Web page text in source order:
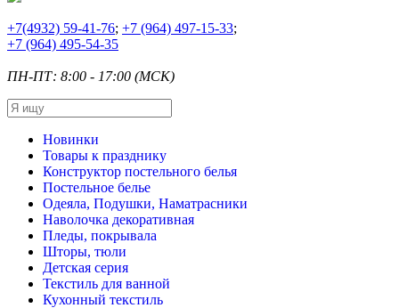
+7(4932) 59-41-76; +7 (964) 497-15-33;
+7 (964) 495-54-35
ПН-ПТ: 8:00 - 17:00 (МСК)
Новинки
Товары к празднику
Конструктор постельного белья
Постельное белье
Одеяла, Подушки, Наматрасники
Наволочка декоративная
Пледы, покрывала
Шторы, тюли
Детская серия
Текстиль для ванной
Кухонный текстиль